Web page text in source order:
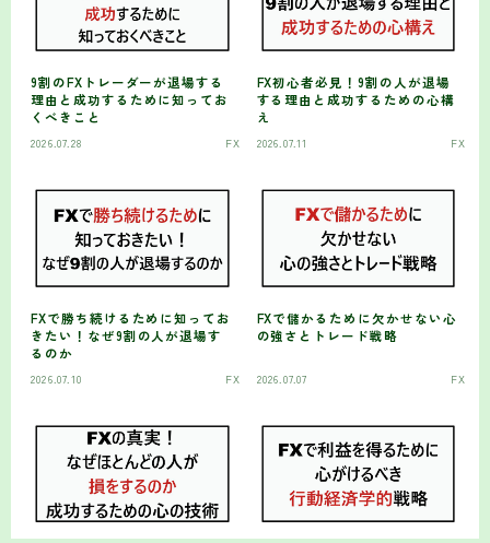
9割のFXトレーダーが退場する
理由と成功するために知ってお
くべきこと
2026.07.28 FX
FX初心者必見！9割の人が退場
する理由と成功するための心構
え
2026.07.11 FX
FXで勝ち続けるために知ってお
きたい！なぜ9割の人が退場す
るのか
2026.07.10 FX
FXで儲かるために欠かせない心
の強さとトレード戦略
2026.07.07 FX